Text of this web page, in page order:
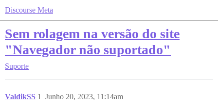
Discourse Meta
Sem rolagem na versão do site
"Navegador não suportado"
Suporte
ValdikSS Junho 20, 2023, 11:14am
1